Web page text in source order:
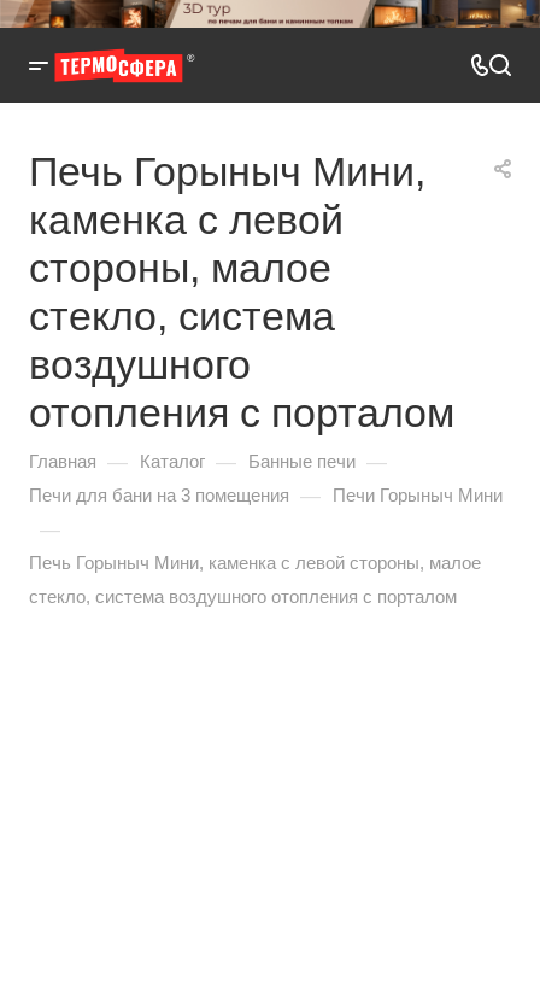
Печь Горыныч Мини,
каменка с левой
стороны, малое
стекло, система
воздушного
отопления с порталом
Главная — Каталог — Банные печи —
Печи для бани на 3 помещения — Печи Горыныч Мини
—
Печь Горыныч Мини, каменка с левой стороны, малое
стекло, система воздушного отопления с порталом